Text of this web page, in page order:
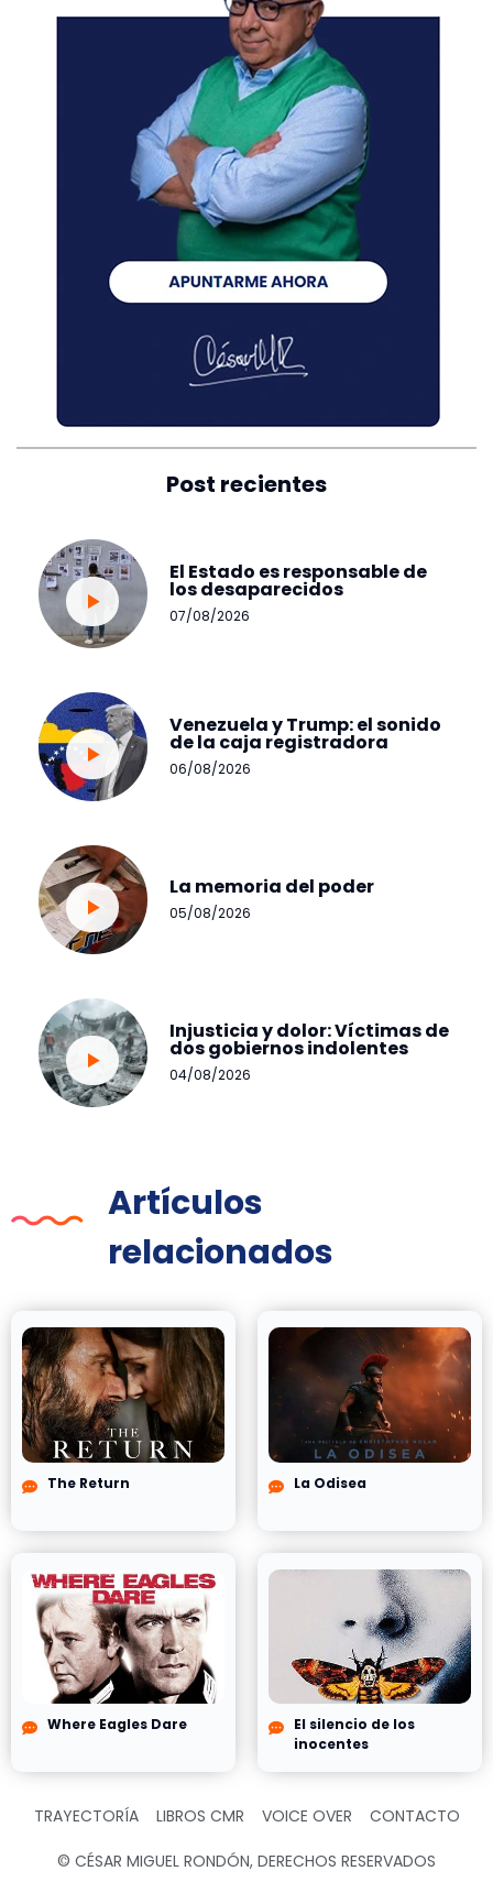
Post recientes
El Estado es responsable de
los desaparecidos
07/08/2026
Venezuela y Trump: el sonido
de la caja registradora
06/08/2026
La memoria del poder
05/08/2026
Injusticia y dolor: Víctimas de
dos gobiernos indolentes
04/08/2026
Artículos
relacionados
The Return La Odisea
Where Eagles Dare
El silencio de los
inocentes
TRAYECTORÍA LIBROS CMR VOICE OVER CONTACTO
© CÉSAR MIGUEL RONDÓN, DERECHOS RESERVADOS